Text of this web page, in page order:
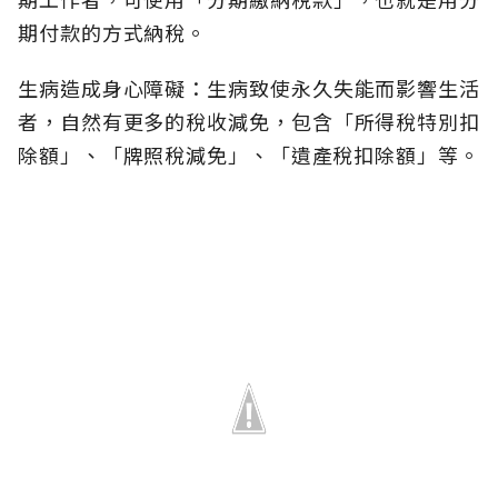
期付款的方式納稅。
生病造成身心障礙：生病致使永久失能而影響生活
者，自然有更多的稅收減免，包含「所得稅特別扣
除額」、「牌照稅減免」、「遺產稅扣除額」等。